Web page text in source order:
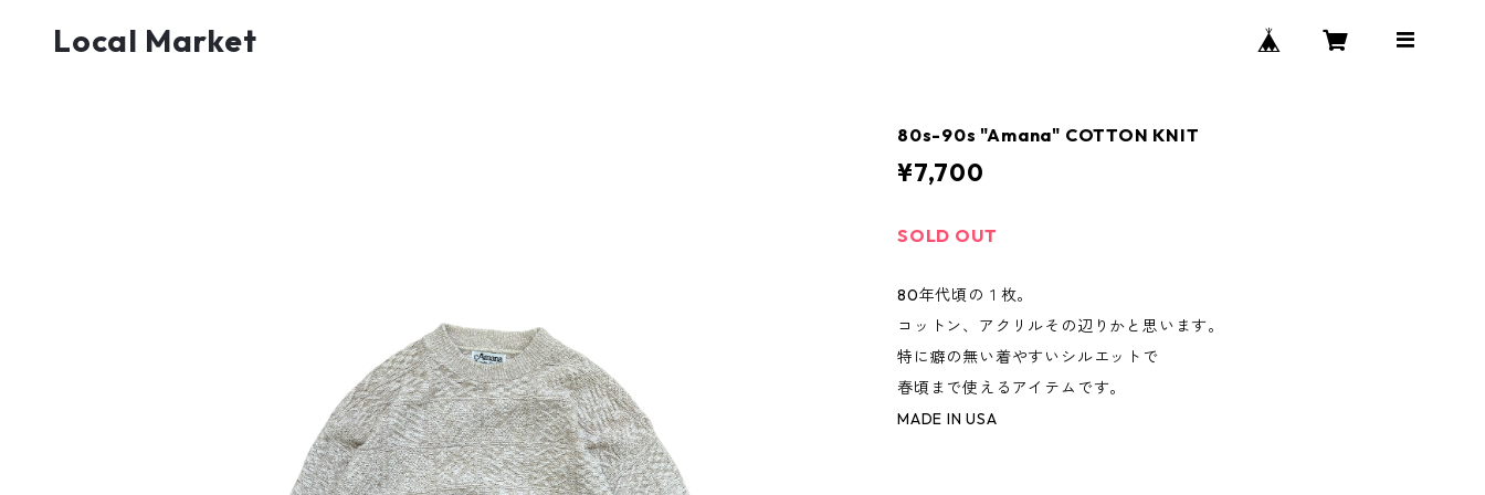
Local Market
80s-90s "Amana" COTTON KNIT
¥7,700
SOLD OUT
80年代頃の１枚。
コットン、アクリルその辺りかと思います。
特に癖の無い着やすいシルエットで
春頃まで使えるアイテムです。
MADE IN USA